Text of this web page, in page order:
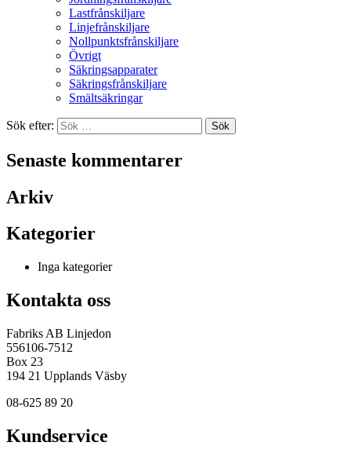
Lastfrånskiljare
Linjefrånskiljare
Nollpunktsfrånskiljare
Övrigt
Säkringsapparater
Säkringsfrånskiljare
Smältsäkringar
Sök efter:
Senaste kommentarer
Arkiv
Kategorier
Inga kategorier
Kontakta oss
Fabriks AB Linjedon
556106-7512
Box 23
194 21 Upplands Väsby
08-625 89 20
Kundservice